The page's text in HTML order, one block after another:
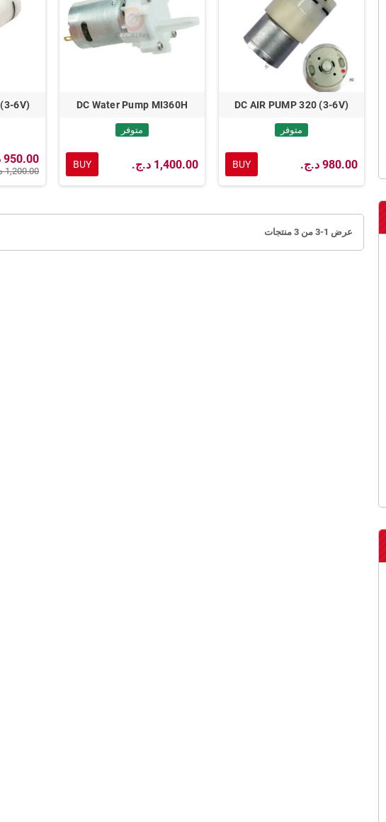
DC AIR PUMP 320 (3-6V)
متوفر
980.00 د.ج.‏ BUY
DC Water Pump MI360H
متوفر
1,400.00 د.ج.‏ BUY
(3-6V)
950.00 د.ج.‏
1,200.00 د.ج.‏
عرض 1-3 من 3 منتجات